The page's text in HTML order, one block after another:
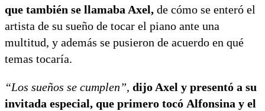
que también se llamaba Axel, de cómo se enteró el
artista de su sueño de tocar el piano ante una
multitud, y además se pusieron de acuerdo en qué
temas tocaría.
“Los sueños se cumplen”, dijo Axel y presentó a su
invitada especial, que primero tocó Alfonsina y el